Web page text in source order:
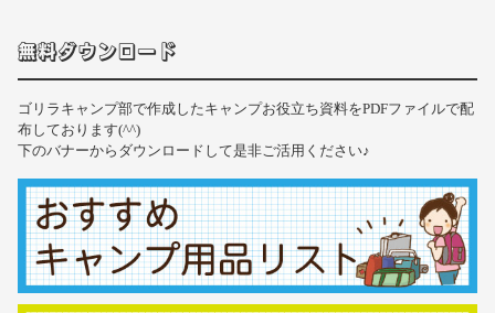
無料ダウンロード
ゴリラキャンプ部で作成したキャンプお役立ち資料をPDFファイルで配
布しております(^^)
下のバナーからダウンロードして是非ご活用ください♪